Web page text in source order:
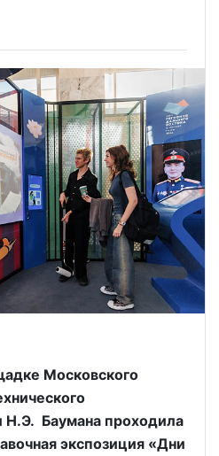
Московского
Н.Э. Баумана проходила
экспозиция «Дни